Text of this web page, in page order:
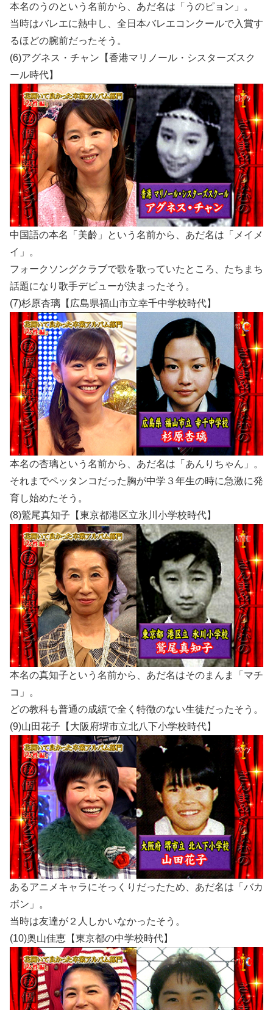
本名のうのという名前から、あだ名は「うのピョン」。
当時はバレエに熱中し、全日本バレエコンクールで入賞す
るほどの腕前だったそう。
(6)アグネス・チャン【香港マリノール・シスターズスク
ール時代】
中国語の本名「美齡」という名前から、あだ名は「メイメ
イ」。
フォークソングクラブで歌を歌っていたところ、たちまち
話題になり歌手デビューが決まったそう。
(7)杉原杏璃【広島県福山市立幸千中学校時代】
本名の杏璃という名前から、あだ名は「あんりちゃん」。
それまでペッタンコだった胸が中学３年生の時に急激に発
育し始めたそう。
(8)鷲尾真知子【東京都港区立氷川小学校時代】
本名の真知子という名前から、あだ名はそのまんま「マチ
コ」。
どの教科も普通の成績で全く特徴のない生徒だったそう。
(9)山田花子【大阪府堺市立北八下小学校時代】
あるアニメキャラにそっくりだったため、あだ名は「バカ
ボン」。
当時は友達が２人しかいなかったそう。
(10)奥山佳恵【東京都の中学校時代】